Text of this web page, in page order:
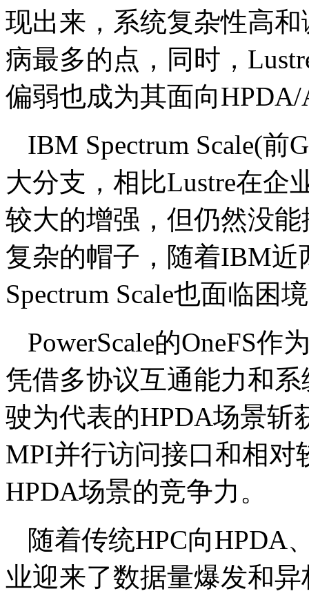
现出来，系统复杂性高
病最多的点，同时，
偏弱也成为其面向
IBM Spectrum Scale(
大分支，相比Lustre在企
较大的增强，但仍然没
复杂的帽子，随着IBM
Spectrum Scale也面临困
PowerScale的OneFS
凭借多协议互通能力和
驶为代表的HPDA场景斩
MPI并行访问接口和相对
HPDA场景的竞争力。
随着传统HPC向HPDA
业迎来了数据量爆发和